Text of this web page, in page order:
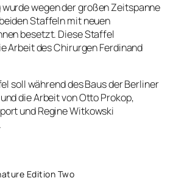
wegen der großen Zeitspanne
Staffeln mit neuen
besetzt. Diese Staffel
Arbeit des Chirurgen Ferdinand
soll während des Baus der Berliner
die Arbeit von Otto Prokop,
und Regine Witkowski
Edition Two